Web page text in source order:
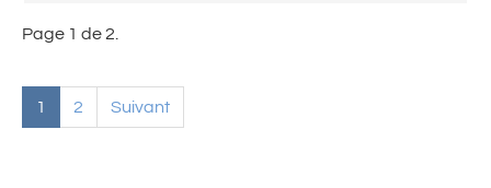
Page 1 de 2.
1 2 Suivant